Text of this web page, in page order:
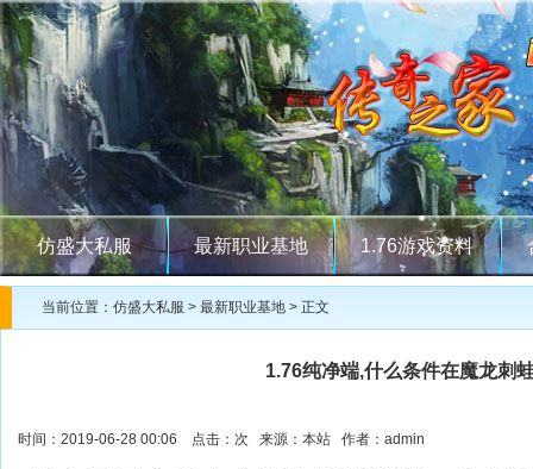
仿盛大私服 最新职业基地 1.76游戏资料
当前位置： 仿盛大私服 > 最新职业基地 > 正文
1.76纯净端,什么条件在魔龙刺
时间：2019-06-28 00:06 点击： 次 来源：本站 作者：admin